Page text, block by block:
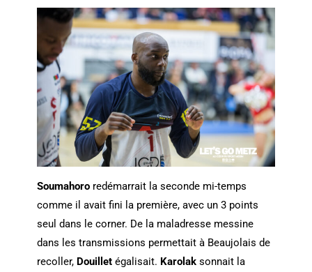
Soumahororedémarrait la seconde mi-temps
comme il avait fini la première, avec un 3 points
seul dans le corner. De la maladresse messine
dans les transmissions permettait à Beaujolais de
recoller, Douillet égalisait. Karolaksonnait la